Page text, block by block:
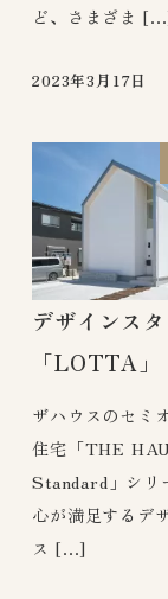
ど、さまざま
2023年3月17日
デザインス
「LOTTA」
ザハウスのセミ
住宅「THE
Standard」シリ
心が満足するデ
ス […]